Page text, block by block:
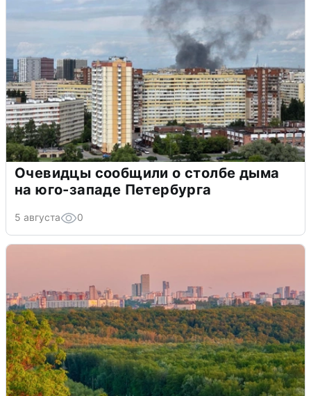
Очевидцы сообщили о столбе дыма
на юго-западе Петербурга
5 августа 0